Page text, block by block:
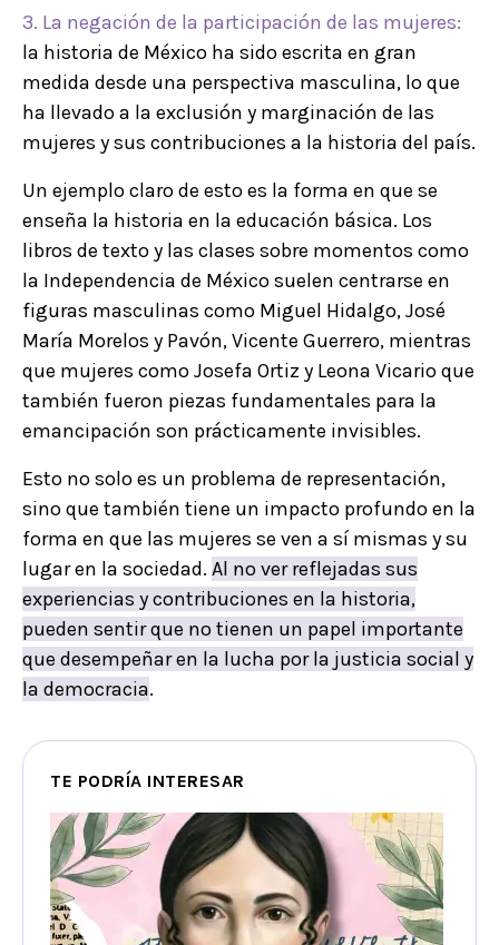
3. La negación de la participación de las mujeres:
la historia de México ha sido escrita en gran
medida desde una perspectiva masculina, lo que
ha llevado a la exclusión y marginación de las
mujeres y sus contribuciones a la historia del país.
Un ejemplo claro de esto es la forma en que se
enseña la historia en la educación básica. Los
libros de texto y las clases sobre momentos como
la Independencia de México suelen centrarse en
figuras masculinas como Miguel Hidalgo, José
María Morelos y Pavón, Vicente Guerrero, mientras
que mujeres como Josefa Ortiz y Leona Vicario que
también fueron piezas fundamentales para la
emancipación son prácticamente invisibles.
Esto no solo es un problema de representación,
sino que también tiene un impacto profundo en la
forma en que las mujeres se ven a sí mismas y su
lugar en la sociedad. Al no ver reflejadas sus
experiencias y contribuciones en la historia,
pueden sentir que no tienen un papel importante
que desempeñar en la lucha por la justicia social y
la democracia.
TE PODRÍA INTERESAR